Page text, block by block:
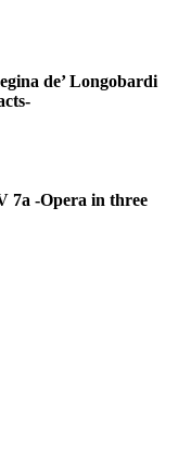
de’ Longobardi
7a -Opera in three